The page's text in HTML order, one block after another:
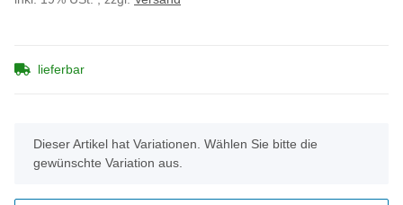
lieferbar
x
Dieser Artikel hat Variationen. Wählen Sie bitte die
gewünschte Variation aus.